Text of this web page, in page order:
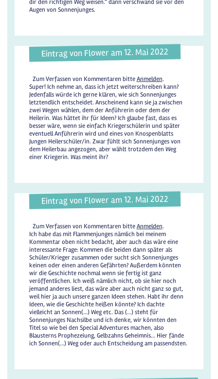
dir den richtigen Weg weisen.“ dann verschwand sie vor den
Augen von Sonnenjunges.
Eintrag von Flower am 12. Mai 2022
Zum Verfassen von Kommentaren bitteAnmelden.
Super! Ich nehme an, dass ich jetzt weiterschreiben kann?
Jedenfalls würde ich gerne klären, wie sich Sonnenjunges
letztendlich entscheidet. Anscheinend kann sie ja zwischen
zwei Wegen wählen, dem der Anführerin oder dem der
Heilerin. Was hättet ihr für Ideen? Ich glaube fast, dass es
besser wäre, wenn sie einfach Kriegerschülerin und später
eventuell Anführerin wird und eines von Knospenblatts
Jungen Heilerschüler/in. Zwar fühlt sich Sonnenjunges von
dem Heilerbau angezogen, aber wählt trotzdem den Weg
einer Kriegerin. Was meint ihr?
Eintrag von Flower am 12. Mai 2022
Zum Verfassen von Kommentaren bitteAnmelden.
Ich habe das mit Flammenjunges nämlich bei meinem
Kommentar oben nicht bedacht, aber auch das wäre eine
interessante Frage: Kommen die beiden dann später als
Schüler/Krieger zusammen oder sucht sich Sonnenjunges
keinen oder einen anderen Gefährten? Außerdem könnten
wir die Geschichte nochmal wenn sie fertig ist ganz
veröffentlichen. Ich weiß nämlich nicht, ob sie hier noch
jemand anderes liest, das wäre aber auch nicht ganz so gut,
weil hier ja auch unsere ganzen Ideen stehen. Habt ihr denn
Ideen, wie die Geschichte heißen könnte? Ich dachte
vielleicht an Sonnen(...) Weg etc. Das (...) steht für
Sonnenjunges Nachsilbe und ich denke, wir könnten den
Titel so wie bei den Special Adventures machen, also
Blausterns Prophezeiung, Gelbzahns Geheimnis... Hier fände
ich Sonnen(...) Weg oder auch Entscheidung am passendsten.